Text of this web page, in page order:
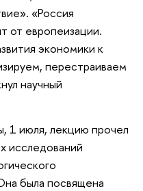
«Россия
от европеизации.
экономики к
перестраиваем
научный
1 июля, лекцию прочел
исследований
была посвящена